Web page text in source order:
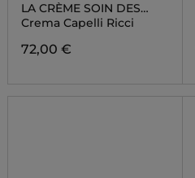
LA CRÈME SOIN DES
BOUCLES
Crema Capelli Ricci
72,00 €